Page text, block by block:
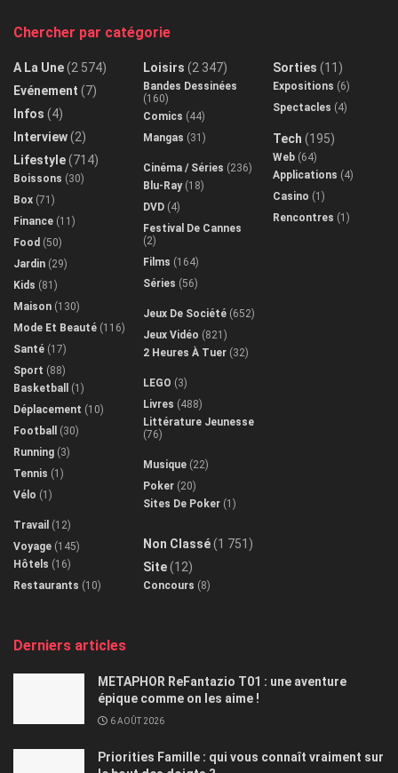
Chercher par catégorie
A La Une(2 574)
Evénement (7)
Infos (4)
Interview(2)
Lifestyle(714)
Boissons (30)
Box (71)
Finance (11)
Food (50)
Jardin (29)
Kids (81)
Maison (130)
Mode Et Beauté (116)
Santé (17)
Sport (88)
Basketball
(1)
Déplacement (10)
Football
(30)
Running (3)
Tennis (1)
Vélo (1)
Travail (12)
Voyage (145)
Hôtels (16)
Restaurants (10)
Loisirs (2 347)
Bandes Dessinées
(160)
Comics (44)
Mangas (31)
Cinéma / Séries (236)
Blu-Ray(18)
DVD (4)
Festival De Cannes
(2)
Films (164)
Séries (56)
Jeux De Société (652)
Jeux Vidéo (821)
2 Heures À Tuer (32)
LEGO (3)
Livres (488)
Littérature Jeunesse
(76)
Musique (22)
Poker (20)
Sites De Poker (1)
Non Classé(1 751)
Site(12)
Concours (8)
Sorties (11)
Expositions (6)
Spectacles (4)
Tech (195)
Web (64)
Applications (4)
Casino (1)
Rencontres (1)
Derniers articles
METAPHOR ReFantazio T01 : une aventure
épique comme on les aime !
6 AOÛT 2026
Priorities Famille : qui vous connaît vraiment sur